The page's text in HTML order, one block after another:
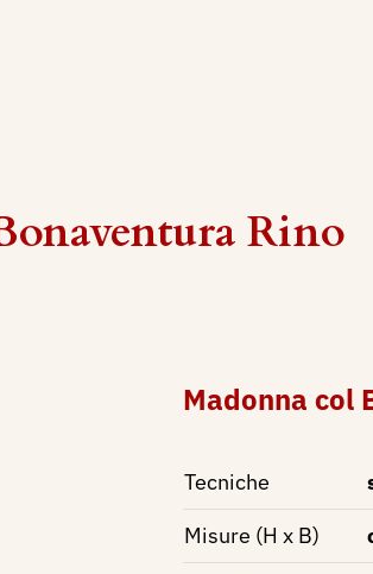
Rino
Madonna col
Tecniche
Misure (H x B)